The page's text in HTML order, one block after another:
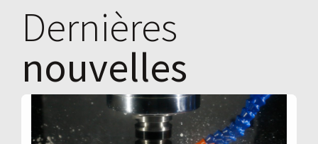
Dernières
nouvelles